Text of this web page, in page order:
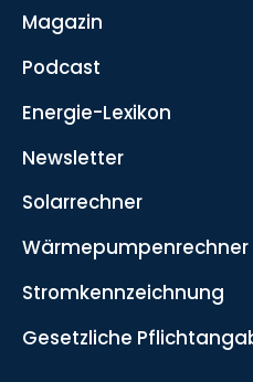
Magazin
Podcast
Energie-Lexikon
Newsletter
Solarrechner
Wärmepumpenrechner
Stromkennzeichnung
Gesetzliche